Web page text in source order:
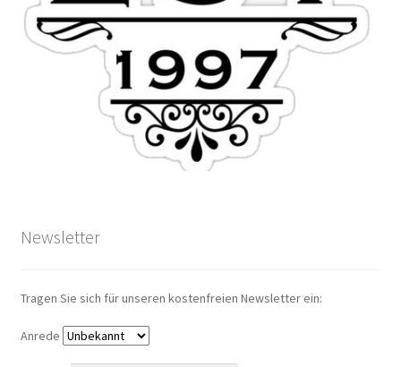
Newsletter
Tragen Sie sich für unseren kostenfreien Newsletter ein:
Anrede